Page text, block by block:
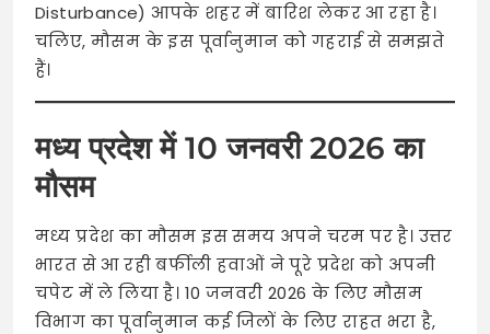
Disturbance) आपके शहर में बारिश लेकर आ रहा है।
चलिए, मौसम के इस पूर्वानुमान को गहराई से समझते
हैं।
मध्य प्रदेश में 10 जनवरी 2026 का
मौसम
मध्य प्रदेश का मौसम इस समय अपने चरम पर है। उत्तर
भारत से आ रही बर्फीली हवाओं ने पूरे प्रदेश को अपनी
चपेट में ले लिया है। 10 जनवरी 2026 के लिए मौसम
विभाग का पूर्वानुमान कई जिलों के लिए राहत भरा है,